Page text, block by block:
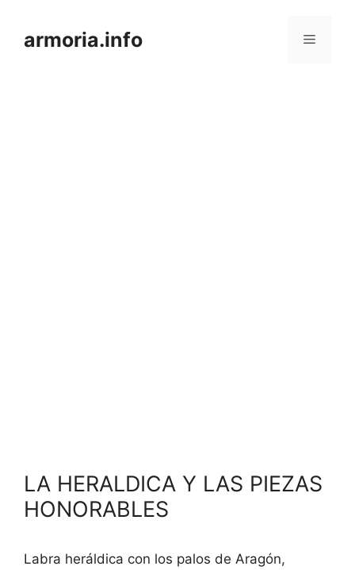
contenido
armoria.info Menú
LA HERALDICA Y LAS PIEZAS
HONORABLES
Labra heráldica con los palos de Aragón,